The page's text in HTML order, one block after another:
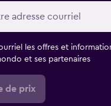
les offres et
et ses partenaires
de prix